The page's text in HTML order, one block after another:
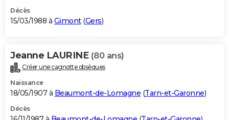
Décès
15/03/1988 à Gimont(Gers)
Jeanne LAURINE (80 ans)
Créer une cagnotte obsèques
Naissance
18/05/1907 à Beaumont-de-Lomagne (Tarn-et-Garonne)
Décès